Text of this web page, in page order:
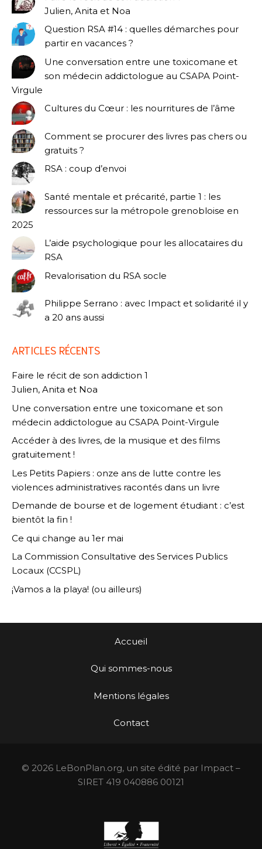
Julien, Anita et Noa
Question RSA #14 : quelles démarches pour
partir en vacances ?
Une conversation entre une toxicomane et
son médecin addictologue au CSAPA Point-
Virgule
Cultures du Cœur : les nourritures de l’âme
Comment se procurer des livres pas chers ou
gratuits ?
RSA : coup d’envoi
Santé mentale et précarité, partie 1 : les
ressources sur la métropole grenobloise en
2025
L’aide psychologique pour les allocataires du
RSA
Revalorisation du RSA socle
Philippe Serrano : avec Impact et solidarité il y
a 20 ans aussi
ARTICLES RÉCENTS
Faire le récit de son addiction 1
Julien, Anita et Noa
Une conversation entre une toxicomane et son
médecin addictologue au CSAPA Point-Virgule
Accéder à des livres, de la musique et des films
gratuitement !
Les Petits Papiers : onze ans de lutte contre les
violences administratives racontés dans un livre
Demande de bourse et de logement étudiant : c’est
bientôt la fin !
Ce qui change au 1er mai
La Commission Consultative des Services Publics
Locaux (CCSPL)
¡Vamos a la playa! (ou ailleurs)
Accueil
Qui sommes-nous
Mentions légales
Contact
© 2026 LeBonPlan.org, un site édité par Impact –
SIRET 419 040886 00121